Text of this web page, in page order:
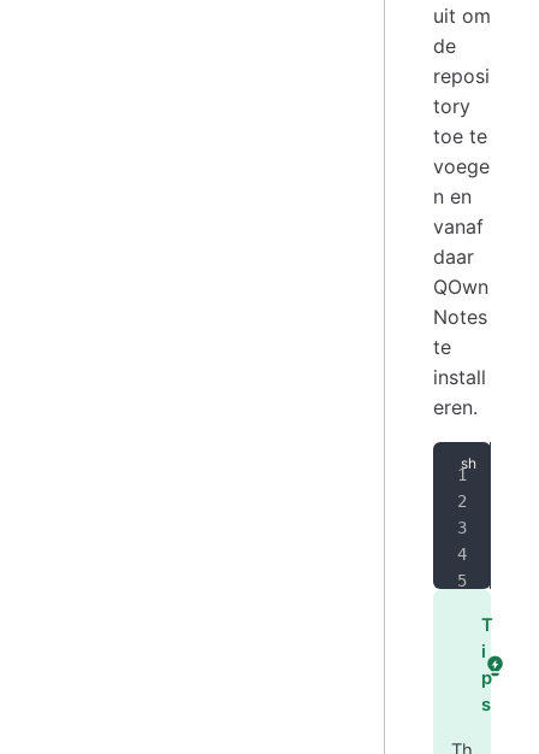
uit om
de
reposi
tory
toe te
voege
n en
vanaf
daar
QOwn
Notes
te
install
eren.
T
i
p
s